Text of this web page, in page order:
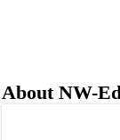
About NW-